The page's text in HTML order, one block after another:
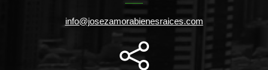
info@josezamorabienesraices.com